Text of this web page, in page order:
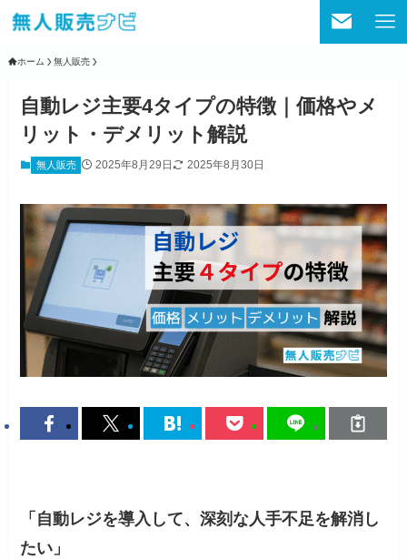
ホーム 無人販売
自動レジ主要4タイプの特徴｜価格やメ
リット・デメリット解説
無人販売 2025年8月29日 2025年8月30日
「自動レジを導入して、深刻な人手不足を解消し
たい」